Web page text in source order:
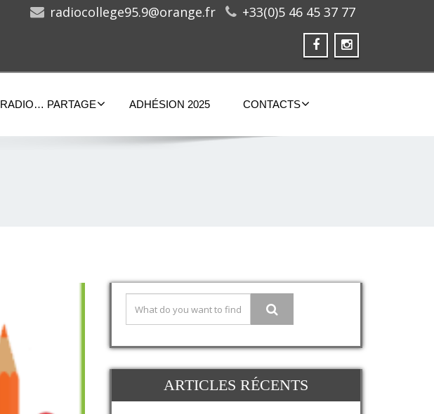
radiocollege95.9@orange.fr +33(0)5 46 45 37 77
RADIO… PARTAGE ADHÉSION 2025 CONTACTS
ARTICLES RÉCENTS